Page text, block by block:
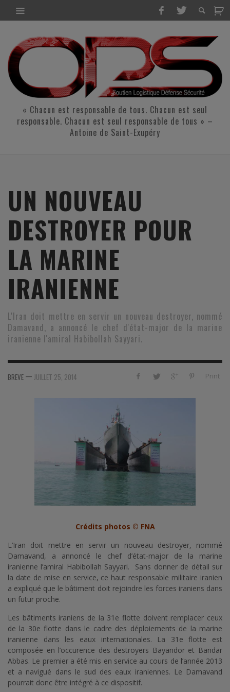
« Chacun est responsable de tous. Chacun est seul
responsable. Chacun est seul responsable de tous » –
Antoine de Saint-Exupéry
UN NOUVEAU
DESTROYER POUR
LA MARINE
IRANIENNE
L'Iran doit mettre en servir un nouveau destroyer, nommé
Damavand, a annoncé le chef d'état-major de la marine
iranienne l'amiral Habibollah Sayyari.
Print
BREVE — JUILLET 25, 2014
Crédits photos © FNA
L’Iran doit mettre en servir un nouveau destroyer, nommé
Damavand, a annoncé le chef d’état-major de la marine
iranienne l’amiral Habibollah Sayyari. Sans donner de détail sur
la date de mise en service, ce haut responsable militaire iranien
a expliqué que le bâtiment doit rejoindre les forces iraniens dans
un futur proche.
Les bâtiments iraniens de la 31e flotte doivent remplacer ceux
de la 30e flotte dans le cadre des déploiements de la marine
iranienne dans les eaux internationales. La 31e flotte est
composée en l’occurence des destroyers Bayandor et Bandar
Abbas. Le premier a été mis en service au cours de l’année 2013
et a navigué dans le sud des eaux iraniennes. Le Damavand
pourrait donc être intégré à ce dispositif.